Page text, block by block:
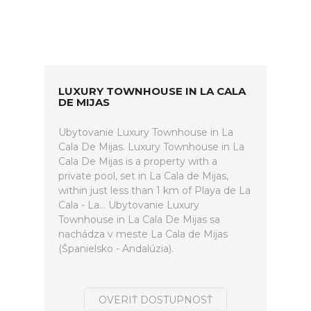
LUXURY TOWNHOUSE IN LA CALA
DE MIJAS
Ubytovanie Luxury Townhouse in La
Cala De Mijas. Luxury Townhouse in La
Cala De Mijas is a property with a
private pool, set in La Cala de Mijas,
within just less than 1 km of Playa de La
Cala - La... Ubytovanie Luxury
Townhouse in La Cala De Mijas sa
nachádza v meste La Cala de Mijas
(Španielsko - Andalúzia).
OVERIŤ DOSTUPNOSŤ